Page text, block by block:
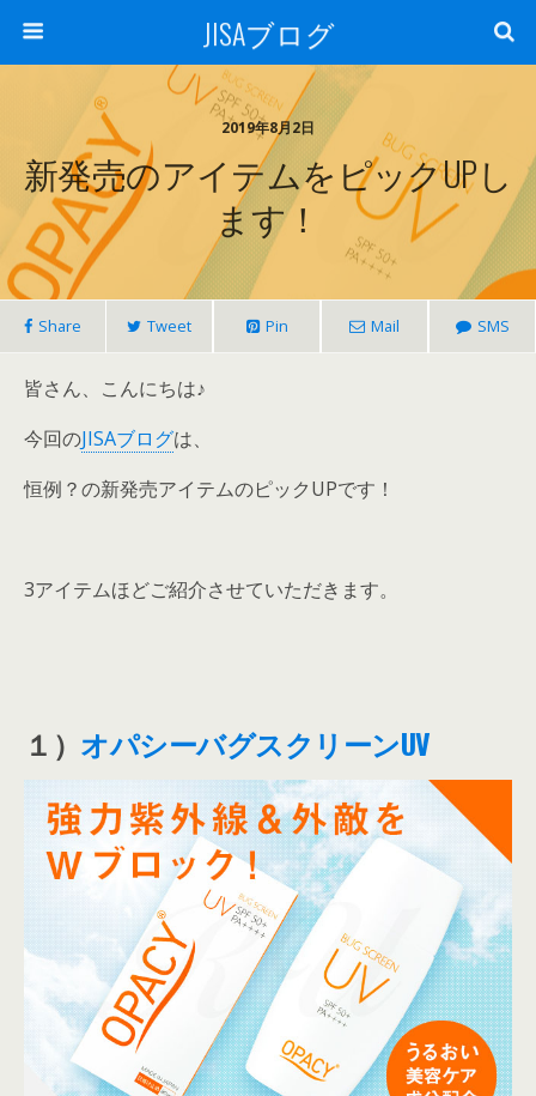
JISAブログ
2019年8月2日
新発売のアイテムをピックUPし
ます！
Share Tweet Pin Mail SMS
皆さん、こんにちは♪
今回のJISAブログは、
恒例？の新発売アイテムのピックUPです！
3アイテムほどご紹介させていただきます。
１） オパシーバグスクリーンUV